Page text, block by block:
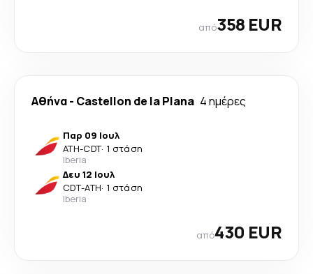
από358 EUR
Αθήνα- Castellon de la Plana 4 ημέρες
Παρ 09 Ιουλ
ATH-CDT· 1 στάση
Iberia
Δευ 12 Ιουλ
CDT-ATH· 1 στάση
Iberia
από430 EUR